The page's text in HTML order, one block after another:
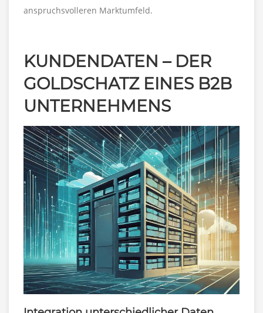
anspruchsvolleren Marktumfeld.
KUNDENDATEN – DER
GOLDSCHATZ EINES B2B
UNTERNEHMENS